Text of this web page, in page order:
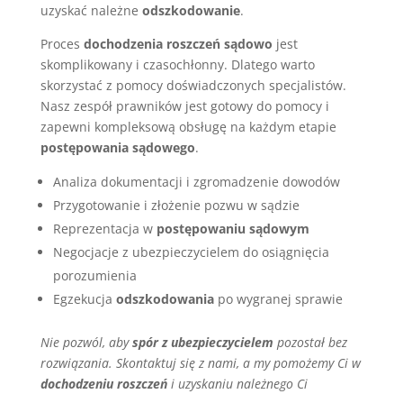
uzyskać należne odszkodowanie.
Proces dochodzenia roszczeń sądowo jest
skomplikowany i czasochłonny. Dlatego warto
skorzystać z pomocy doświadczonych specjalistów.
Nasz zespół prawników jest gotowy do pomocy i
zapewni kompleksową obsługę na każdym etapie
postępowania sądowego.
Analiza dokumentacji i zgromadzenie dowodów
Przygotowanie i złożenie pozwu w sądzie
Reprezentacja w postępowaniu sądowym
Negocjacje z ubezpieczycielem do osiągnięcia
porozumienia
Egzekucja odszkodowaniapo wygranej sprawie
Nie pozwól, abyspór z ubezpieczycielem pozostał bez
rozwiązania. Skontaktuj się z nami, a my pomożemy Ci w
dochodzeniu roszczeńi uzyskaniu należnego Ci